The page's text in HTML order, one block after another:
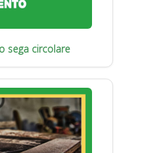
sega circolare